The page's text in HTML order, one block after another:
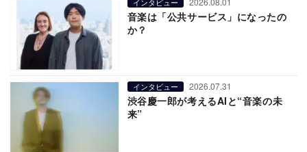
音楽は「公共サービス」になったの
か？
インタビュー 2026.07.31
渋谷慶一郎が考えるAIと“音楽の未
来”